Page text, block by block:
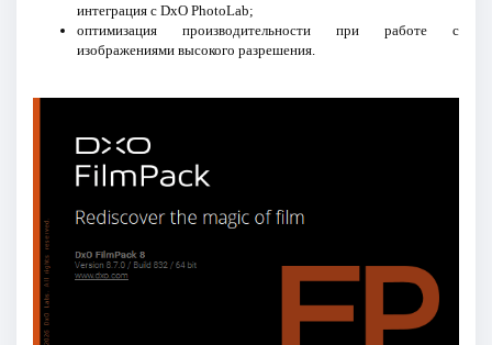
интеграция с DxO PhotoLab;
оптимизация производительности при работе с
изображениями высокого разрешения.